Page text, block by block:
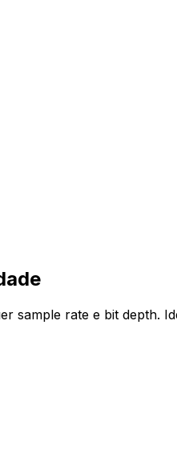
sample rate e bit depth.